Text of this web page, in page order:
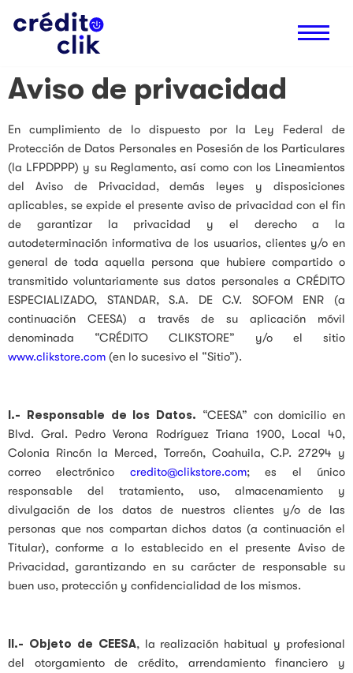
contenido
Aviso de privacidad
En cumplimiento de lo dispuesto por la Ley Federal de
Protección de Datos Personales en Posesión de los Particulares
(la LFPDPPP) y su Reglamento, así como con los Lineamientos
del Aviso de Privacidad, demás leyes y disposiciones
aplicables, se expide el presente aviso de privacidad con el fin
de garantizar la privacidad y el derecho a la
autodeterminación informativa de los usuarios, clientes y/o en
general de toda aquella persona que hubiere compartido o
transmitido voluntariamente sus datos personales a CRÉDITO
ESPECIALIZADO, STANDAR, S.A. DE C.V. SOFOM ENR (a
continuación CEESA) a través de su aplicación móvil
denominada “CRÉDITO CLIKSTORE” y/o el sitio
www.clikstore.com (en lo sucesivo el “Sitio”).
I.- Responsable de los Datos. “CEESA” con domicilio en
Blvd. Gral. Pedro Verona Rodríguez Triana 1900, Local 40,
Colonia Rincón la Merced, Torreón, Coahuila, C.P. 27294 y
correo electrónico credito@clikstore.com; es el único
responsable del tratamiento, uso, almacenamiento y
divulgación de los datos de nuestros clientes y/o de las
personas que nos compartan dichos datos (a continuación el
Titular), conforme a lo establecido en el presente Aviso de
Privacidad, garantizando en su carácter de responsable su
buen uso, protección y confidencialidad de los mismos.
II.- Objeto de CEESA, la realización habitual y profesional
del otorgamiento de crédito, arrendamiento financiero y